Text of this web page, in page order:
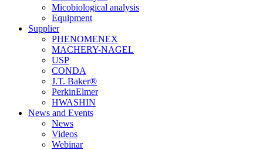
Micobiological analysis
Equipment
Supplier
PHENOMENEX
MACHERY-NAGEL
USP
CONDA
J.T. Baker®
PerkinElmer
HWASHIN
News and Events
News
Videos
Webinar